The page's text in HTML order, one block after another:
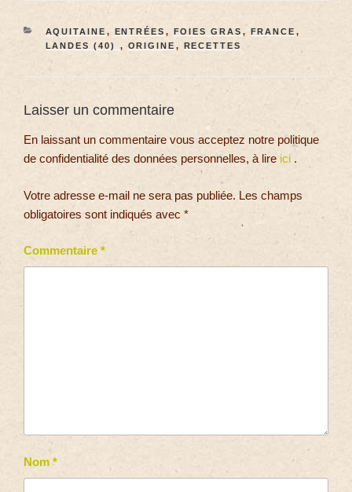
AQUITAINE , ENTRÉES , FOIES GRAS , FRANCE ,
LANDES (40) , ORIGINE , RECETTES
Laisser un commentaire
En laissant un commentaire vous acceptez notre politique
de confidentialité des données personnelles, à lire ici .
Votre adresse e-mail ne sera pas publiée. Les champs
obligatoires sont indiqués avec *
Commentaire *
Nom *